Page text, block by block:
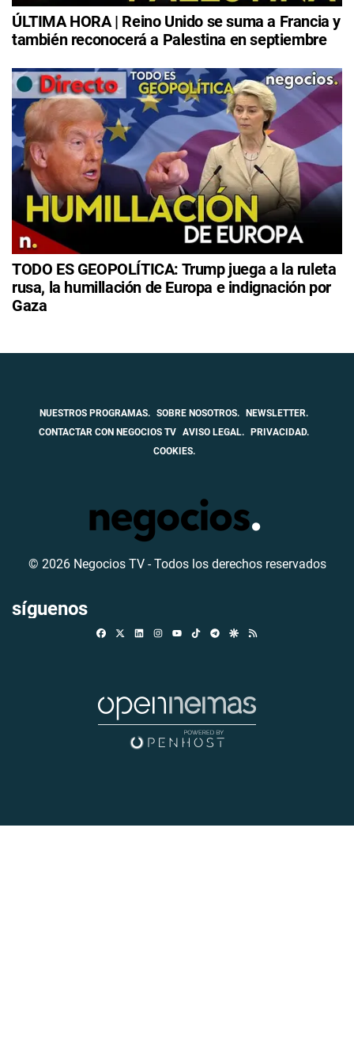
ÚLTIMA HORA | Reino Unido se suma a Francia y
también reconocerá a Palestina en septiembre
TODO ES GEOPOLÍTICA: Trump juega a la ruleta
rusa, la humillación de Europa e indignación por
Gaza
NUESTROS PROGRAMAS. SOBRE NOSOTROS. NEWSLETTER.
CONTACTAR CON NEGOCIOS TV AVISO LEGAL. PRIVACIDAD.
COOKIES.
© 2026 Negocios TV - Todos los derechos reservados
síguenos
FacebookLinkedinInstagramTikTokTelegramGoogle Discover